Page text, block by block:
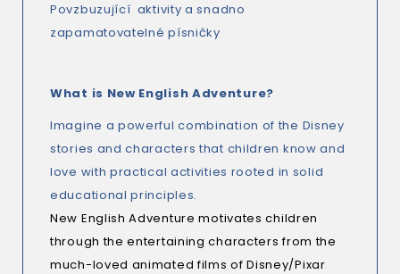
Povzbuzující aktivity a snadno
zapamatovatelné písničky
What is New English Adventure?
Imagine a powerful combination of the Disney
stories and characters that children know and
love with practical activities rooted in solid
educational principles.
New English Adventure motivates children
through the entertaining characters from the
much-loved animated films of Disney/Pixar